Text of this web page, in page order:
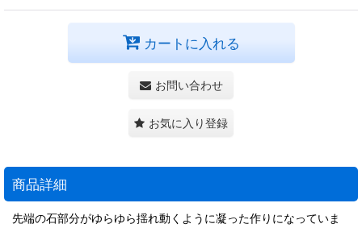
カートに入れる
お問い合わせ
お気に入り登録
商品詳細
先端の石部分がゆらゆら揺れ動くように凝った作りになっていま